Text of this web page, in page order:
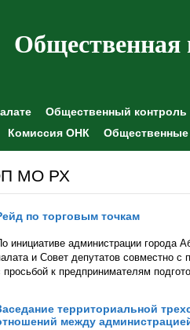
Общественная
Общественный контроль
Комиссия ОНК
МО РХ
по торговым точкам
инициативе администрации города
и Совет депутатов совместно с
просьбой к предпринимателям
территориальной
между